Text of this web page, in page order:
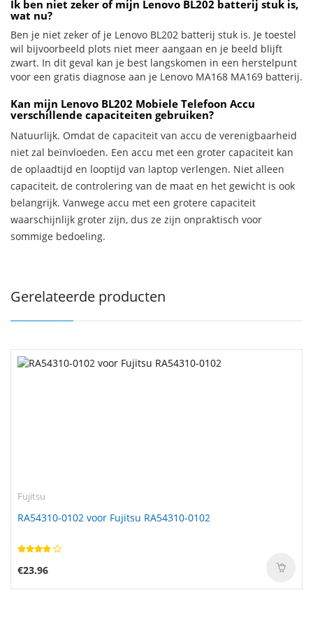
Ik ben niet zeker of mijn Lenovo BL202 batterij stuk is,
wat nu?
Ben je niet zeker of je Lenovo BL202 batterij stuk is. Je toestel
wil bijvoorbeeld plots niet meer aangaan en je beeld blijft
zwart. In dit geval kan je best langskomen in een herstelpunt
voor een gratis diagnose aan je Lenovo MA168 MA169 batterij.
Kan mijn Lenovo BL202 Mobiele Telefoon Accu
verschillende capaciteiten gebruiken?
Natuurlijk. Omdat de capaciteit van accu de verenigbaarheid
niet zal beïnvloeden. Een accu met een groter capaciteit kan
de oplaadtijd en looptijd van laptop verlengen. Niet alleen
capaciteit, de controlering van de maat en het gewicht is ook
belangrijk. Vanwege accu met een grotere capaciteit
waarschijnlijk groter zijn, dus ze zijn onpraktisch voor
sommige bedoeling.
Gerelateerde producten
Fujitsu
RA54310-0102 voor Fujitsu RA54310-0102
€23.96